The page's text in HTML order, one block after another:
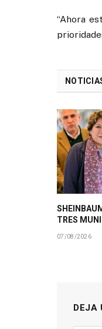
“Ahora
TRES
07/08/2026
DEJA